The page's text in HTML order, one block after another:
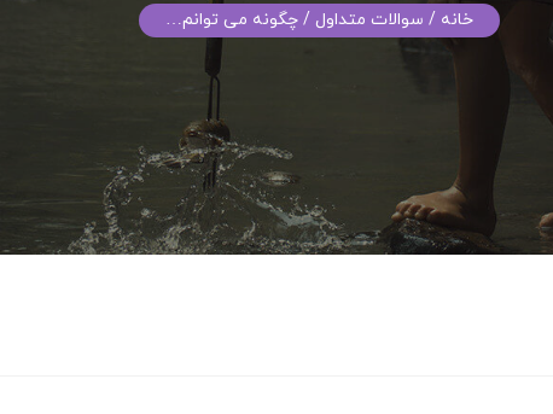
خانه / سوالات متداول / چگونه می توانم…